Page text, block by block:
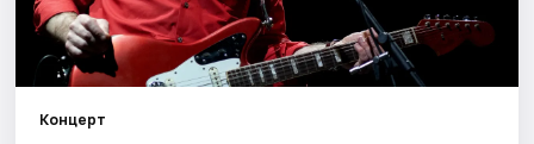
Города
Концерт